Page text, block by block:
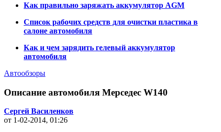
Как правильно заряжать аккумулятор AGM
Список рабочих средств для очистки пластика в
салоне автомобиля
Как и чем зарядить гелевый аккумулятор
автомобиля
Автообзоры
Описание автомобиля Мерседес W140
Сергей Василенков
от 1-02-2014, 01:26